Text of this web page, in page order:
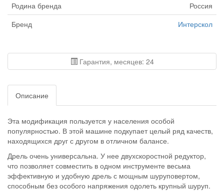
Родина бренда
Россия
Бренд
Интерскол
Гарантия, месяцев: 24
Описание
Эта модификация пользуется у населения особой
популярностью. В этой машине подкупает целый ряд качеств,
находящихся друг с другом в отличном балансе.
Дрель очень универсальна. У нее двухскоростной редуктор,
что позволяет совместить в одном инструменте весьма
эффективную и удобную дрель с мощным шуруповертом,
способным без особого напряжения одолеть крупный шуруп.